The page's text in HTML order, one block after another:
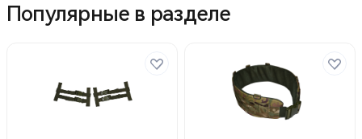
Популярные в разделе